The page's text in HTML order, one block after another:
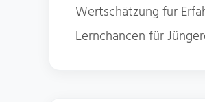
Wertschätzung für
Lernchancen für